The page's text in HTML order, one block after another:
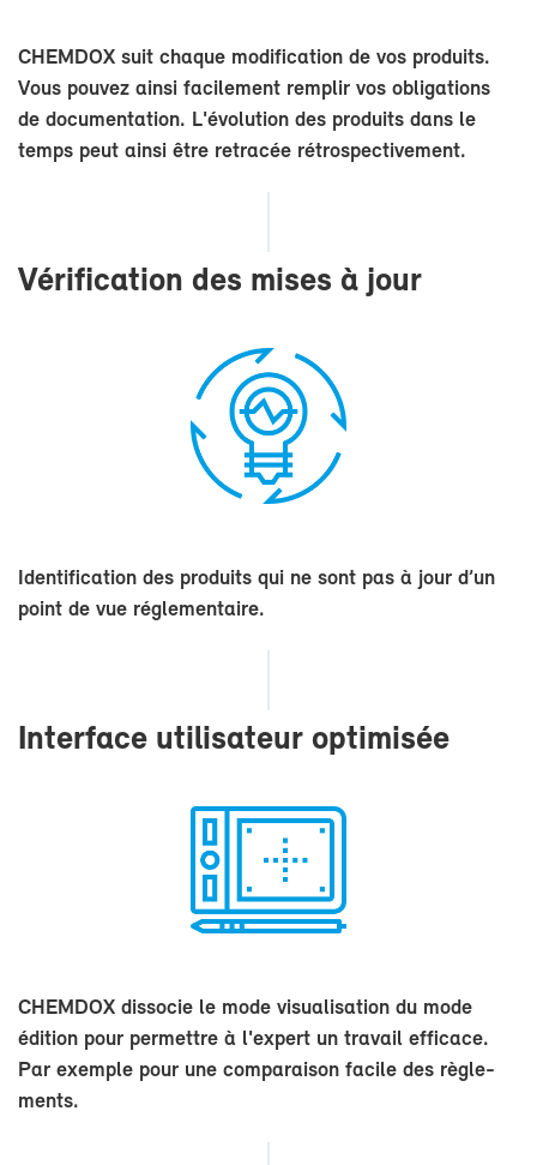
CHEM­DOX suit chaque mo­di­fi­ca­tion de vos pro­duits.
Vous pou­vez ain­si fa­ci­le­ment rem­plir vos obli­ga­tions
de do­cu­men­ta­tion. L'évo­lu­tion des pro­duits dans le
temps peut ain­si être re­tra­cée ré­tros­pec­ti­ve­ment.
Vé­ri­fi­ca­tion des mises à jour
Iden­ti­fi­ca­tion des pro­duits qui ne sont pas à jour d’un
point de vue ré­gle­men­taire.
In­ter­face uti­li­sa­teur op­ti­mi­sée
CHEM­DOX dis­so­cie le mode vi­sua­li­sa­tion du mode
édi­tion pour per­mettre à l'ex­pert un tra­vail ef­fi­cace.
Par exemple pour une com­pa­rai­son fa­cile des rè­gle­
ments.